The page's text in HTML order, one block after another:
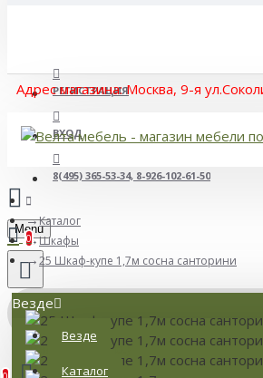
РЕГИСТРАЦИЯ
ВХОД
8(495) 365-53-34, 8-926-102-61-50
Адрес магазина: Москва, 9-я
Menu
0
Везде
Везде
Каталог
Товаров: 0 (0 р.)
Каталог
Шкафы
25 Шкаф-купе 1,7м сосна санторини